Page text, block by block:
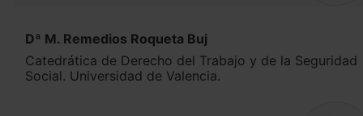
Dª M. Remedios Roqueta Buj
Catedrática de Derecho del Trabajo y de la Seguridad
Social. Universidad de Valencia.